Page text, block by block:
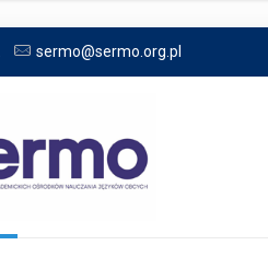
sermo@sermo.org.pl